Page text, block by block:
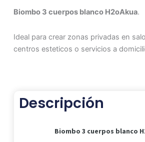
Biombo 3 cuerpos blanco H2oAkua.
Ideal para crear zonas privadas en
centros esteticos o servicios a
Descripción
Biombo 3 cuerpos blanco